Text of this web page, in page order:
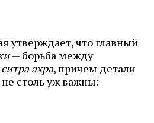
утверждает, что главный
— борьба между
ситра ахра, причем детали
столь уж важны: